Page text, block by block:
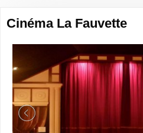
Cinéma La Fauvette